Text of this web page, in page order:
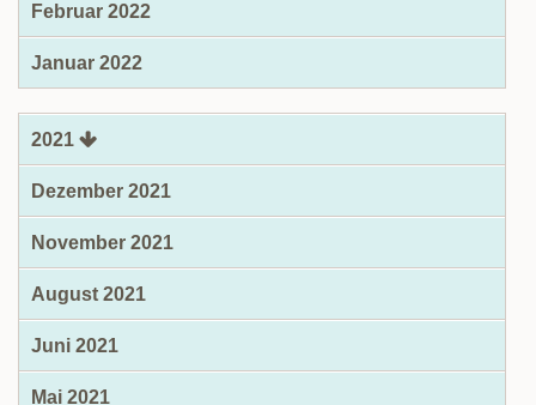
Februar 2022
Januar 2022
2021
Dezember 2021
November 2021
August 2021
Juni 2021
Mai 2021